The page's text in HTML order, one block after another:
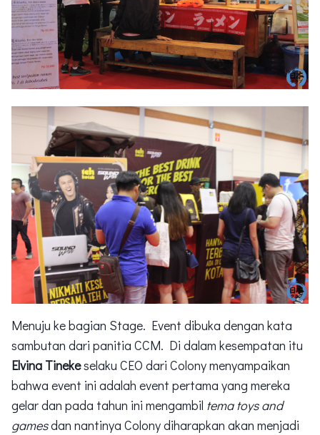
Menuju ke bagian Stage. Event dibuka dengan kata
sambutan dari panitia CCM. Di dalam kesempatan itu
Elvina Tinekeselaku CEO dari Colony menyampaikan
bahwa event ini adalah event pertama yang mereka
gelar dan pada tahun ini mengambil tema toys and
gamesdan nantinya Colony diharapkan akan menjadi